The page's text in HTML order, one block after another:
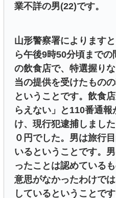
業不詳の男(22)です。
山形警察署によります
ら午後9時50分頃までの
の飲食店で、特選握り
当の提供を受けたもの
ということです。飲食
らえない」と110番通
け、現行犯逮捕しまし
０円でした。男は旅行
いるということです。
ったことは認めている
意思がなかったわけで
しているということです